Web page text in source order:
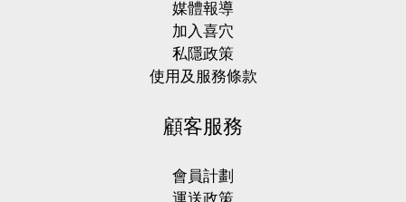
媒體報導
加入喜穴
私隱政策
使用及服務條款
顧客服務
會員計劃
運送政策